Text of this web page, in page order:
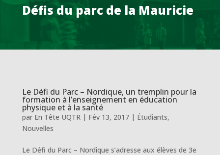
Défis du parc de la Mauricie
Le Défi du Parc – Nordique, un tremplin pour la
formation à l’enseignement en éducation
physique et à la santé
par En Tête UQTR| Fév 13, 2017| Étudiants,
Nouvelles
Le Défi du Parc – Nordique s’adresse aux élèves de 3e